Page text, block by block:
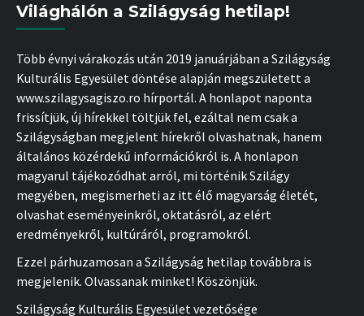
Világhálón a Szilágyság hetilap!
Több évnyi várakozás után 2019 januárjában a Szilágyság
Kulturális Egyesület döntése alapján megszületett a
www.szilagysagiszo.ro hírportál. A honlapot naponta
frissítjük, új hírekkel töltjük fel, ezáltal nem csak a
Szilágyságban megjelent hírekről olvashatnak, hanem
általános közérdekű információkról is. A honlapon
magyarul tájékozódhat arról, mi történik Szilágy
megyében, megismerheti az itt élő magyarság életét,
olvashat eseményeinkről, oktatásról, az elért
eredményekről, kultúráról, programokról.
Ezzel párhuzamosan a Szilágyság hetilap továbbra is
megjelenik. Olvassanak minket! Köszönjük.
Szilágyság Kulturális Egyesület vezetősége